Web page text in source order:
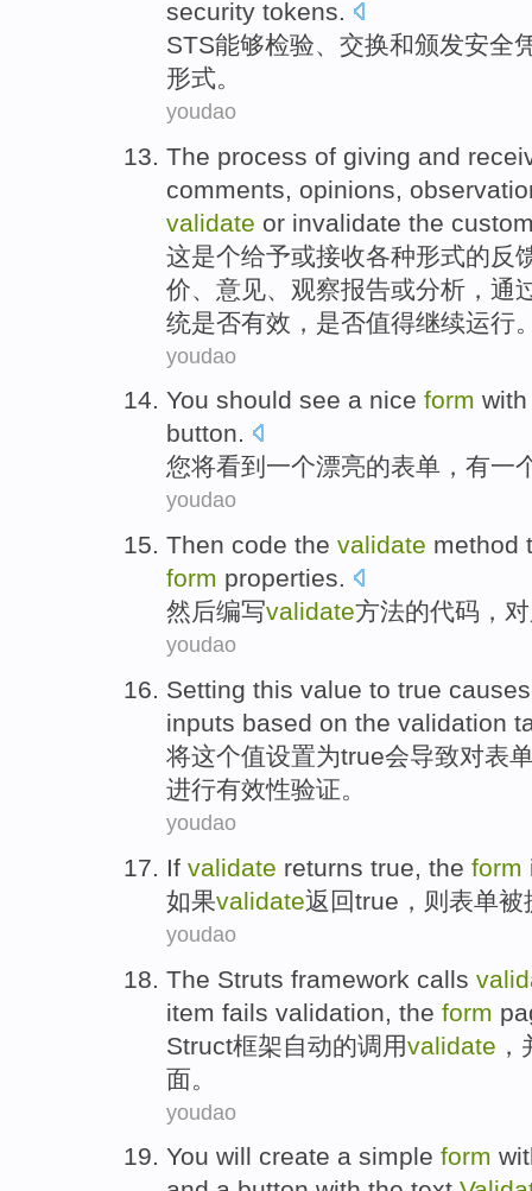
security tokens.
STS能够检验、 交换和颁发安全
形式。
youdao
The process of giving and
comments
opinions
validate or invalidate the
这是个给予或接收各种形式的反
价 、意见、 观察报告或分析 ，通
统是否有效 ，是否值得继续运行
youdao
You should see a nice form with
button.
您将看到 一个漂亮的表单 ， 有一
youdao
Then code the validate method
form properties.
然后编写validate方法的代码 ，对
youdao
Setting this value to true causes
inputs based on the validation
将这个值设置为true会导致对表
进行有效性验证。
youdao
If validate returns true, the form
如果validate返回true ，则 表单被
youdao
The Struts framework calls
item fails validation , the form
Struct框架自动的调用validate ，
面 。
youdao
You will create a simple form